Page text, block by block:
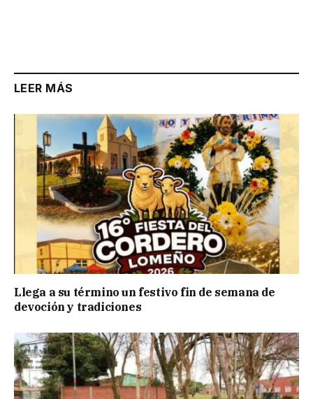
LEER MÁS
Llega a su término un festivo fin de semana de
devoción y tradiciones